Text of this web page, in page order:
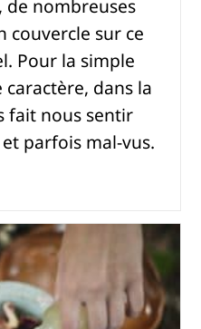
de nombreuses
couvercle sur ce
Pour la simple
dans la
fait nous sentir
parfois mal-vus.